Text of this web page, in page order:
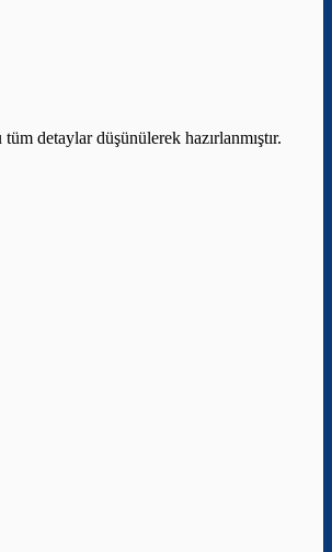
detaylar düşünülerek hazırlanmıştır.